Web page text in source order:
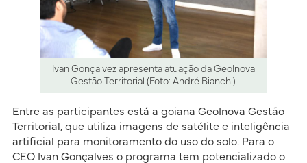
Ivan Gonçalvez apresenta atuação da GeoInova
Gestão Territorial (Foto: André Bianchi)
Entre as participantes está a goiana GeoInova Gestão
Territorial, que utiliza imagens de satélite e inteligência
artificial para monitoramento do uso do solo. Para o
CEO Ivan Gonçalves o programa tem potencializado o